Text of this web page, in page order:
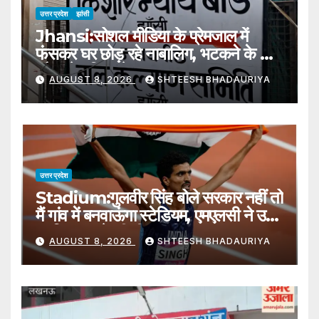
उत्तर प्रदेश झांसी
Jhansi:सोशल मीडिया के प्रेमजाल में
फंसकर घर छोड़ रहे नाबालिग, भटकने के बाद
लौट रहे परिवार के पास – Jhansi:
Minors Leaving Home After
Getting Ensnared In Social
Media Romances
AUGUST 8, 2026 SHTEESH BHADAURIYA
उत्तर प्रदेश
Stadium:गुलवीर सिंह बोले सरकार नहीं तो
मैं गांव में बनवाऊंगा स्टेडियम, एमएलसी ने उसे
खारिज कराने की दी धमकी – Stadium
In Gulveer Singh Village Sirsa
AUGUST 8, 2026 SHTEESH BHADAURIYA